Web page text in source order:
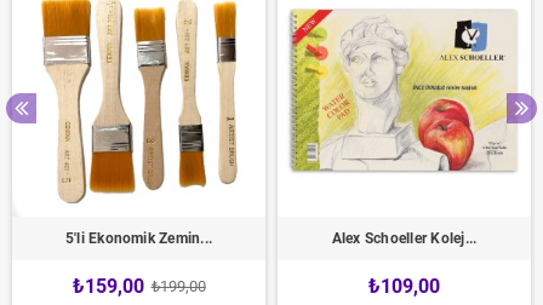
5'li Ekonomik Zemin...
₺159,00 ₺199,00
Alex Schoeller Kolej...
₺109,00